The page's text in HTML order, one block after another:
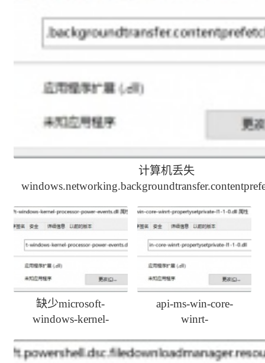
计算机丢失
缺少microsoft-
windows-kernel-
events.dll如何修复
api-ms-win-core-
winrt-
1-0.dll丢失一键修复